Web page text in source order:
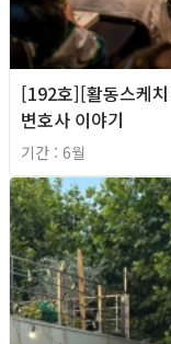
[192호][활동스케
변호사 이야기
기간 : 6월